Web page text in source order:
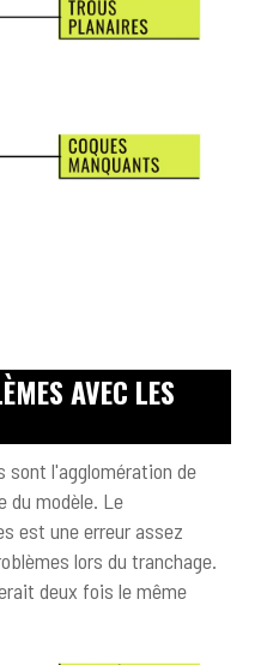
AVEC LES
sont l'agglomération de
du modèle. Le
est une erreur assez
lors du tranchage.
deux fois le même